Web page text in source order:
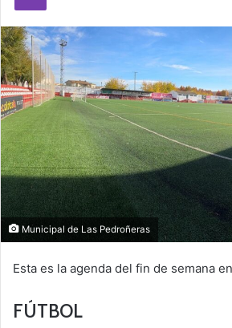
Municipal de Las Pedroñeras
Esta es la agenda del fin de semana
FÚTBOL